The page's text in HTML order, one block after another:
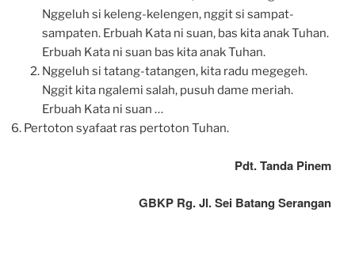
Nggeluh si keleng-kelengen, nggit si sampat-
sampaten. Erbuah Kata ni suan, bas kita anak Tuhan.
Erbuah Kata ni suan bas kita anak Tuhan.
Nggeluh si tatang-tatangen, kita radu megegeh.
Nggit kita ngalemi salah, pusuh dame meriah.
Erbuah Kata ni suan …
Pertoton syafaat ras pertoton Tuhan.
Pdt. Tanda Pinem
GBKP Rg. Jl. Sei Batang Serangan